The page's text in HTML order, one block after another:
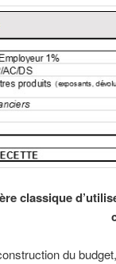
classique
du